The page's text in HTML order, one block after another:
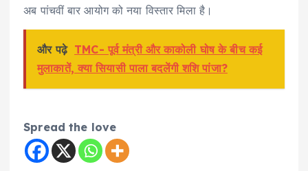
अब पांचवीं बार आयोग को नया विस्तार मिला है।
और पढ़े TMC- पूर्व मंत्री और काकोली घोष के बीच कई
मुलाकातें, क्या सियासी पाला बदलेंगी शशि पांजा?
Spread the love